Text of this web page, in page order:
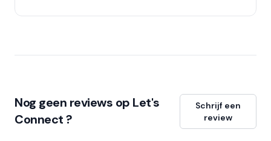
Nog geen reviews op Let's
Connect ?
Schrijf een
review